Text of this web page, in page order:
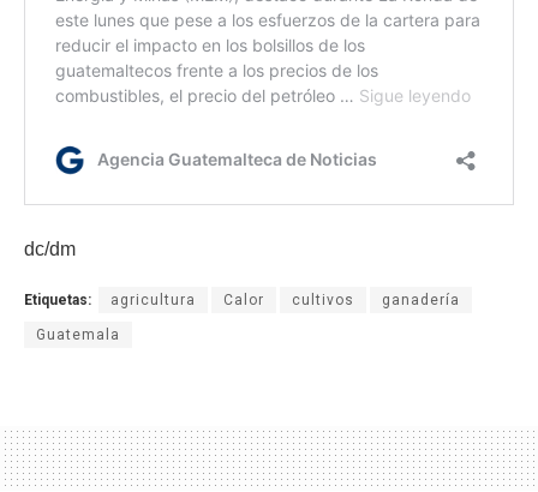
dc/dm
Etiquetas: agricultura Calor cultivos ganadería
Guatemala